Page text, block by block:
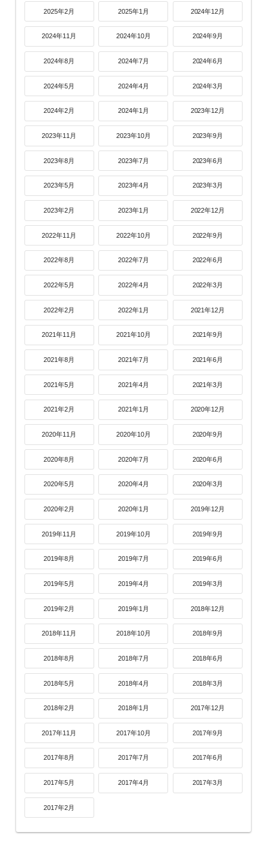
2025年2月 2025年1月 2024年12月
2024年11月 2024年10月 2024年9月
2024年8月 2024年7月 2024年6月
2024年5月 2024年4月 2024年3月
2024年2月 2024年1月 2023年12月
2023年11月 2023年10月 2023年9月
2023年8月 2023年7月 2023年6月
2023年5月 2023年4月 2023年3月
2023年2月 2023年1月 2022年12月
2022年11月 2022年10月 2022年9月
2022年8月 2022年7月 2022年6月
2022年5月 2022年4月 2022年3月
2022年2月 2022年1月 2021年12月
2021年11月 2021年10月 2021年9月
2021年8月 2021年7月 2021年6月
2021年5月 2021年4月 2021年3月
2021年2月 2021年1月 2020年12月
2020年11月 2020年10月 2020年9月
2020年8月 2020年7月 2020年6月
2020年5月 2020年4月 2020年3月
2020年2月 2020年1月 2019年12月
2019年11月 2019年10月 2019年9月
2019年8月 2019年7月 2019年6月
2019年5月 2019年4月 2019年3月
2019年2月 2019年1月 2018年12月
2018年11月 2018年10月 2018年9月
2018年8月 2018年7月 2018年6月
2018年5月 2018年4月 2018年3月
2018年2月 2018年1月 2017年12月
2017年11月 2017年10月 2017年9月
2017年8月 2017年7月 2017年6月
2017年5月 2017年4月 2017年3月
2017年2月